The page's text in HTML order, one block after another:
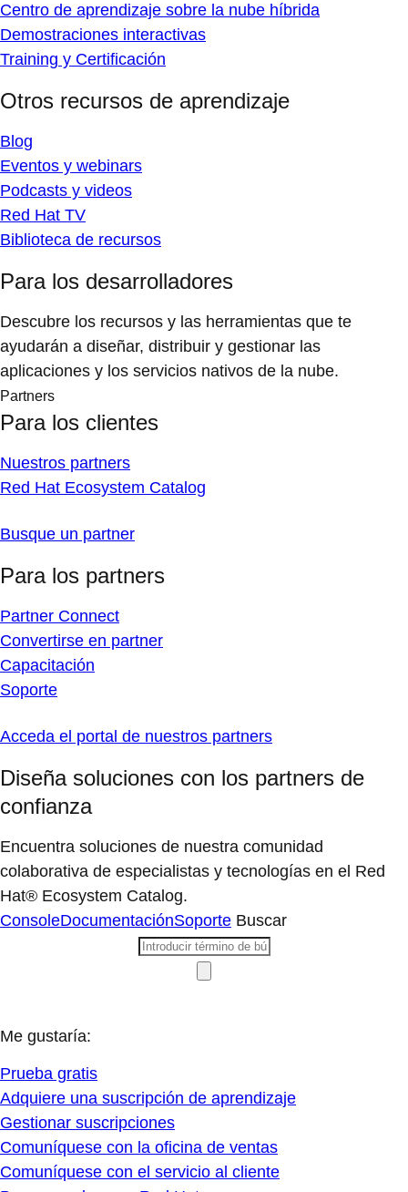
Centro de aprendizaje sobre la nube híbrida
Demostraciones interactivas
Training y Certificación
Otros recursos de aprendizaje
Blog
Eventos y webinars
Podcasts y videos
Red Hat TV
Biblioteca de recursos
Para los desarrolladores
Descubre los recursos y las herramientas que te
ayudarán a diseñar, distribuir y gestionar las
aplicaciones y los servicios nativos de la nube.
Partners
Para los clientes
Nuestros partners
Red Hat Ecosystem Catalog
Busque un partner
Para los partners
Partner Connect
Convertirse en partner
Capacitación
Soporte
Acceda el portal de nuestros partners
Diseña soluciones con los partners de
confianza
Encuentra soluciones de nuestra comunidad
colaborativa de especialistas y tecnologías en el Red
Hat® Ecosystem Catalog.
ConsoleDocumentaciónSoporte Buscar
Me gustaría:
Prueba gratis
Adquiere una suscripción de aprendizaje
Gestionar suscripciones
Comuníquese con la oficina de ventas
Comuníquese con el servicio al cliente